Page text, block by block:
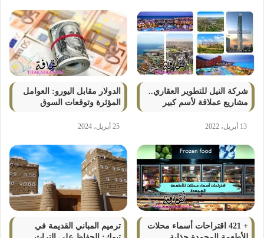
شركة النيل للتطوير العقاري..
مشاريع عملاقة لأسم كبير
13 أبريل، 2022
الدولار مقابل اليورو: العوامل
المؤثرة وتوقعات السوق
25 أبريل، 2024
+ 421 اقتراحات أسماء محلات
ترميم المباني القديمة في